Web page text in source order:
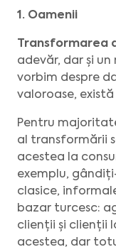
1. Oamenii
Transformarea
adevăr, dar și
vorbim despre
valoroase, există
Pentru
al transformării
acestea la
exemplu,
clasice,
bazar turcesc:
clienții și clienții
acestea, dar